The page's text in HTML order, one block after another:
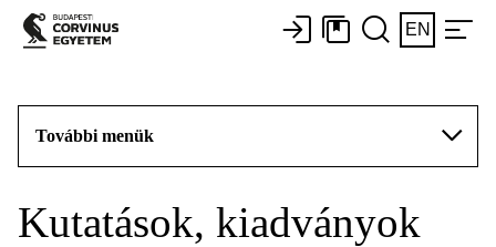
EN
További menük
Kutatások, kiadványok